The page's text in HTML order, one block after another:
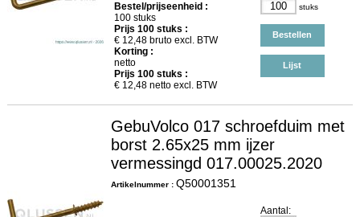
Bestel/prijseenheid :
100 stuks
Prijs 100stuks :
€ 12,48bruto excl. BTW
Korting :
netto
Prijs 100stuks :
€ 12,48netto excl. BTW
stuks
Bestellen
Lijst
GebuVolco 017 schroefduim met
borst 2.65x25 mm ijzer
vermessingd 017.00025.2020
Artikelnummer : Q50001351
Aantal: